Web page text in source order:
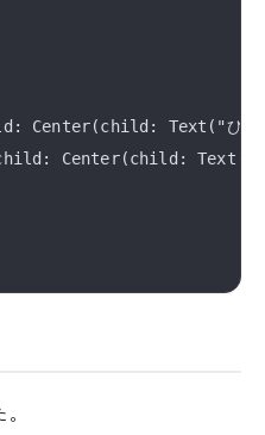
Center(child: Text("ひょ
Center(child: Text("